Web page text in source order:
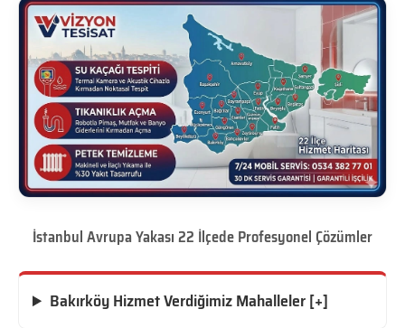
İstanbul Avrupa Yakası 22 İlçede Profesyonel Çözümler
Bakırköy Hizmet Verdiğimiz Mahalleler [+]